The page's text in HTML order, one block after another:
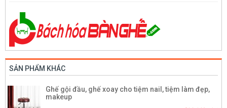
SẢN PHẨM KHÁC
Ghế gội đầu, ghế xoay cho tiệm nail, tiệm làm đẹp,
makeup